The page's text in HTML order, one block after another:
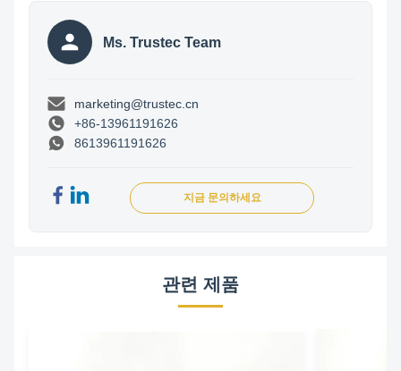
Ms. Trustec Team
marketing@trustec.cn
+86-13961191626
8613961191626
지금 문의하세요
관련 제품